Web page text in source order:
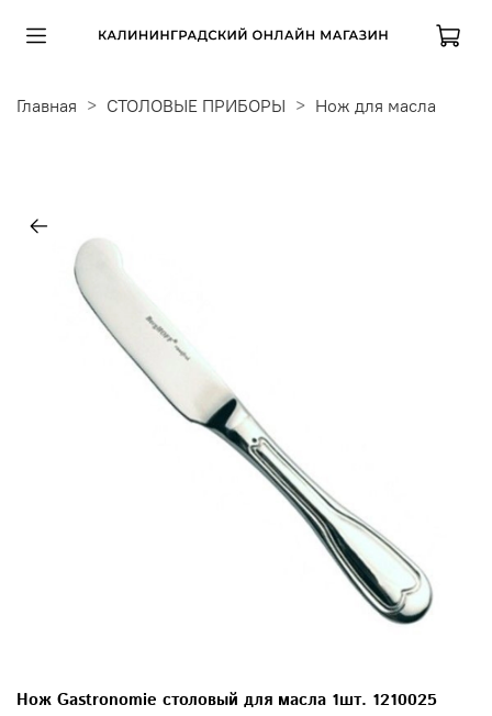
Главная СТОЛОВЫЕ ПРИБОРЫ Нож для масла
Нож Gastronomie столовый для масла 1шт. 1210025